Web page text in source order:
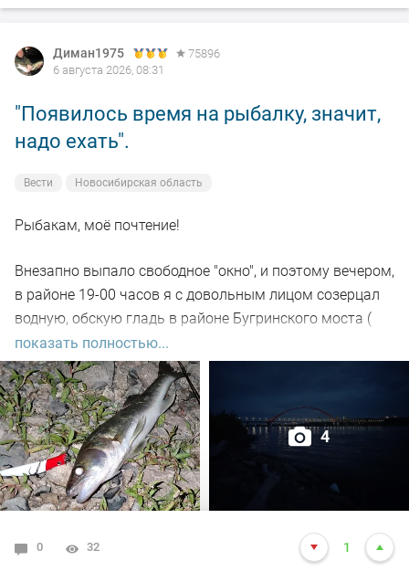
Диман1975
75896
6 августа 2026, 08:31
"Появилось время на рыбалку, значит,
надо ехать".
Вести Новосибирская область
Рыбакам, моё почтение!
Внезапно выпало свободное "окно", и поэтому вечером,
в районе 19-00 часов я с довольным лицом созерцал
водную, обскую гладь в районе Бугринского моста (
правый берег).
Отдыхающего люда просто тьма, и на берегу ,и на
воде. Сапы, катера, гидроциклы всяких мастей
поднимали нехилую волну до самой темноты.
По сути: рыбалил только на спиннинг, помощниками
выступили "вертушки" и воблера.
С вечера поклёвок не увидел. Наступило тёмное время.
показать полностью...
4
0 32 1